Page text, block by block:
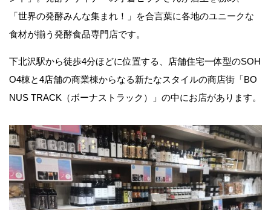
「世界の発酵みんな集まれ！」を合言葉に各地のユニークな
食材が揃う発酵食品専門店です。
下北沢駅から徒歩4分ほどに位置する、店舗住宅一体型のSOH
O4棟と4店舗の商業棟からなる新たなスタイルの商店街「BO
NUS TRACK（ボーナストラック）」の中にお店があります。